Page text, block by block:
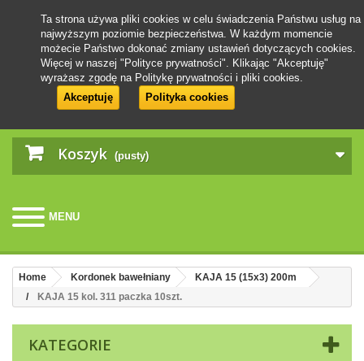
Koszyk (pusty)
MENU
Ta strona używa pliki cookies w celu świadczenia Państwu usług na
najwyższym poziomie bezpieczeństwa. W każdym momencie
możecie Państwo dokonać zmiany ustawień dotyczących cookies.
Więcej w naszej "Polityce prywatności". Klikając "Akceptuję"
wyrażasz zgodę na Politykę prywatności i pliki cookies.
Akceptuję
Polityka cookies
Home Kordonek bawełniany
KAJA 15 (15x3) 200m
KAJA 15 kol. 311 paczka 10szt.
KATEGORIE